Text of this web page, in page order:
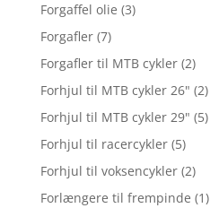
Forgaffel olie (3)
Forgafler (7)
Forgafler til MTB cykler (2)
Forhjul til MTB cykler 26" (2)
Forhjul til MTB cykler 29" (5)
Forhjul til racercykler (5)
Forhjul til voksencykler (2)
Forlængere til frempinde (1)